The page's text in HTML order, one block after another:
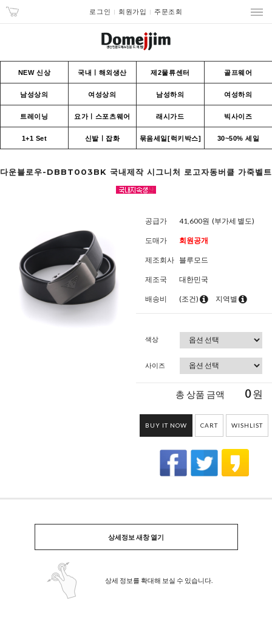
로그인 회원가입 주문조회
NEW 신상 국내ㅣ해외생산 제2물류센터 골프웨어
남성상의 여성상의 남성하의 여성하의
트레이닝 요가ㅣ스포츠웨어 래시가드 빅사이즈
1+1 Set 신발ㅣ잡화 묶음세일[럭키박스] 30~50% 세일
다운블로우-DBBT003BK 국내제작 시그니처 로고자동버클 가죽벨트
공급가 41,600원 (부가세 별도)
도매가 회원공개
제조회사 블루모드
제조국 대한민국
배송비 (조건) 지역별
색상
사이즈
총 상품 금액 0원
BUY IT NOW CART WISHLIST
상세정보 새창 열기
상세 정보를 확대해 보실 수 있습니다.